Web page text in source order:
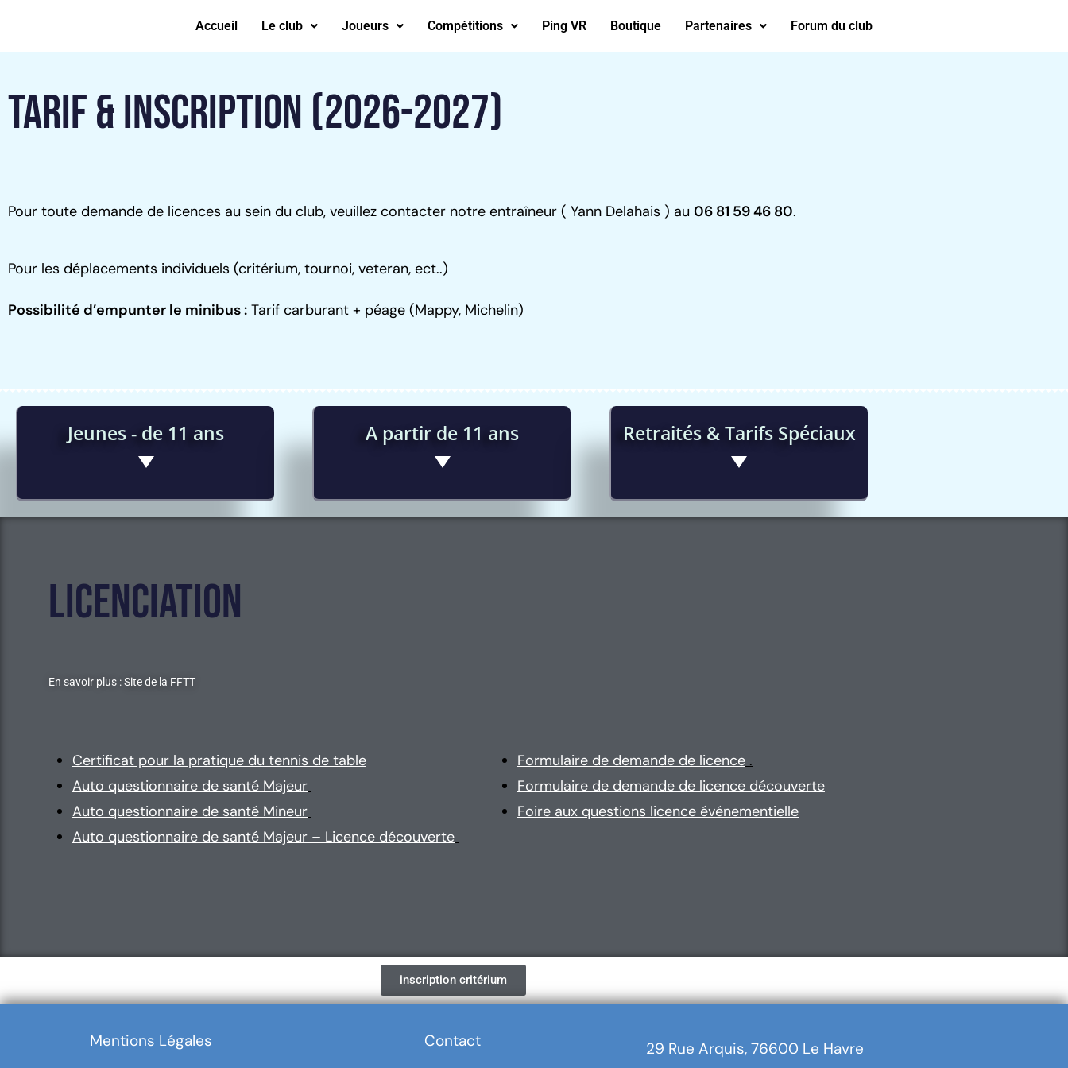
Accueil Le club Joueurs Compétitions Ping VR Boutique Partenaires Forum du club
TARIF & INSCRIPTION (2026-2027)
Pour toute demande de licences au sein du club, veuillez contacter notre entraîneur ( Yann Delahais ) au 06 81 59 46 80.
Pour les déplacements individuels (critérium, tournoi, veteran, ect..)
Possibilité d’empunter le minibus : Tarif carburant + péage (Mappy, Michelin)
Jeunes - de 11 ans A partir de 11 ans Retraités & Tarifs Spéciaux
LICENCIATION
En savoir plus :Site de la FFTT
Certificat pour la pratique du tennis de table
Auto questionnaire de santé Majeur
Auto questionnaire de santé Mineur
Auto questionnaire de santé Majeur – Licence découverte
Formulaire de demande de licence .
Formulaire de demande de licence découverte
Foire aux questions licence événementielle
inscription critérium
Mentions Légales Contact 29 Rue Arquis, 76600 Le Havre